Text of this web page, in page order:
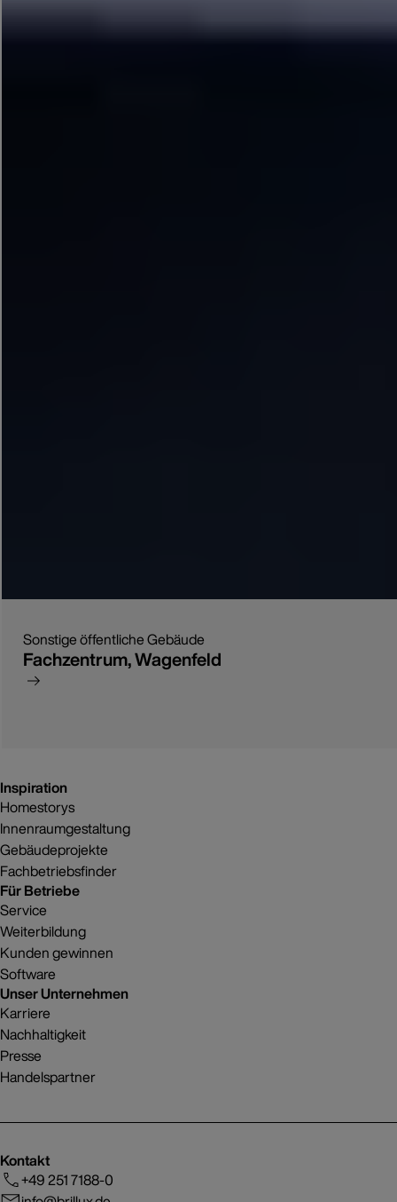
Sonstige öffentliche Gebäude
Fachzentrum, Wagenfeld
Inspiration
Homestorys
Innenraumgestaltung
Gebäudeprojekte
Fachbetriebsfinder
Für Betriebe
Service
Weiterbildung
Kunden gewinnen
Software
Unser Unternehmen
Karriere
Nachhaltigkeit
Presse
Handelspartner
Kontakt
+49 251 7188-0